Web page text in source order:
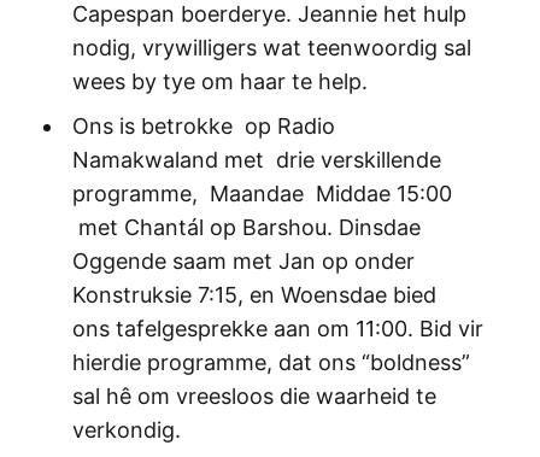
Capespan boerderye. Jeannie het hulp
nodig, vrywilligers wat teenwoordig sal
wees by tye om haar te help.
Ons is betrokke op Radio
Namakwaland met drie verskillende
programme, Maandae Middae 15:00
met Chantál op Barshou. Dinsdae
Oggende saam met Jan op onder
Konstruksie 7:15, en Woensdae bied
ons tafelgesprekke aan om 11:00. Bid vir
hierdie programme, dat ons “boldness”
sal hê om vreesloos die waarheid te
verkondig.